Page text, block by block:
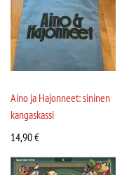
Aino ja Hajonneet: sininen
kangaskassi
14,90€